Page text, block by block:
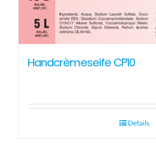
Handcrèmeseife CP10
Details